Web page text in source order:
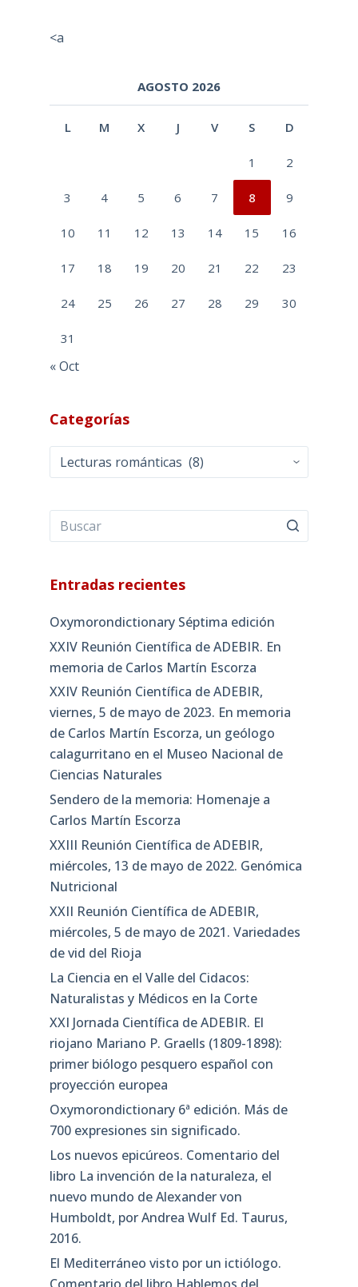
<a
AGOSTO 2026
L M X J V S D
1 2
3 4 5 6 7 8 9
10 11 12 13 14 15 16
17 18 19 20 21 22 23
24 25 26 27 28 29 30
31
« Oct
Categorías
Categorías
Entradas recientes
Oxymorondictionary Séptima edición
XXIV Reunión Científica de ADEBIR. En
memoria de Carlos Martín Escorza
XXIV Reunión Científica de ADEBIR,
viernes, 5 de mayo de 2023. En memoria
de Carlos Martín Escorza, un geólogo
calagurritano en el Museo Nacional de
Ciencias Naturales
Sendero de la memoria: Homenaje a
Carlos Martín Escorza
XXIII Reunión Científica de ADEBIR,
miércoles, 13 de mayo de 2022. Genómica
Nutricional
XXII Reunión Científica de ADEBIR,
miércoles, 5 de mayo de 2021. Variedades
de vid del Rioja
La Ciencia en el Valle del Cidacos:
Naturalistas y Médicos en la Corte
XXI Jornada Científica de ADEBIR. El
riojano Mariano P. Graells (1809-1898):
primer biólogo pesquero español con
proyección europea
Oxymorondictionary 6ª edición. Más de
700 expresiones sin significado.
Los nuevos epicúreos. Comentario del
libro La invención de la naturaleza, el
nuevo mundo de Alexander von
Humboldt, por Andrea Wulf Ed. Taurus,
2016.
El Mediterráneo visto por un ictiólogo.